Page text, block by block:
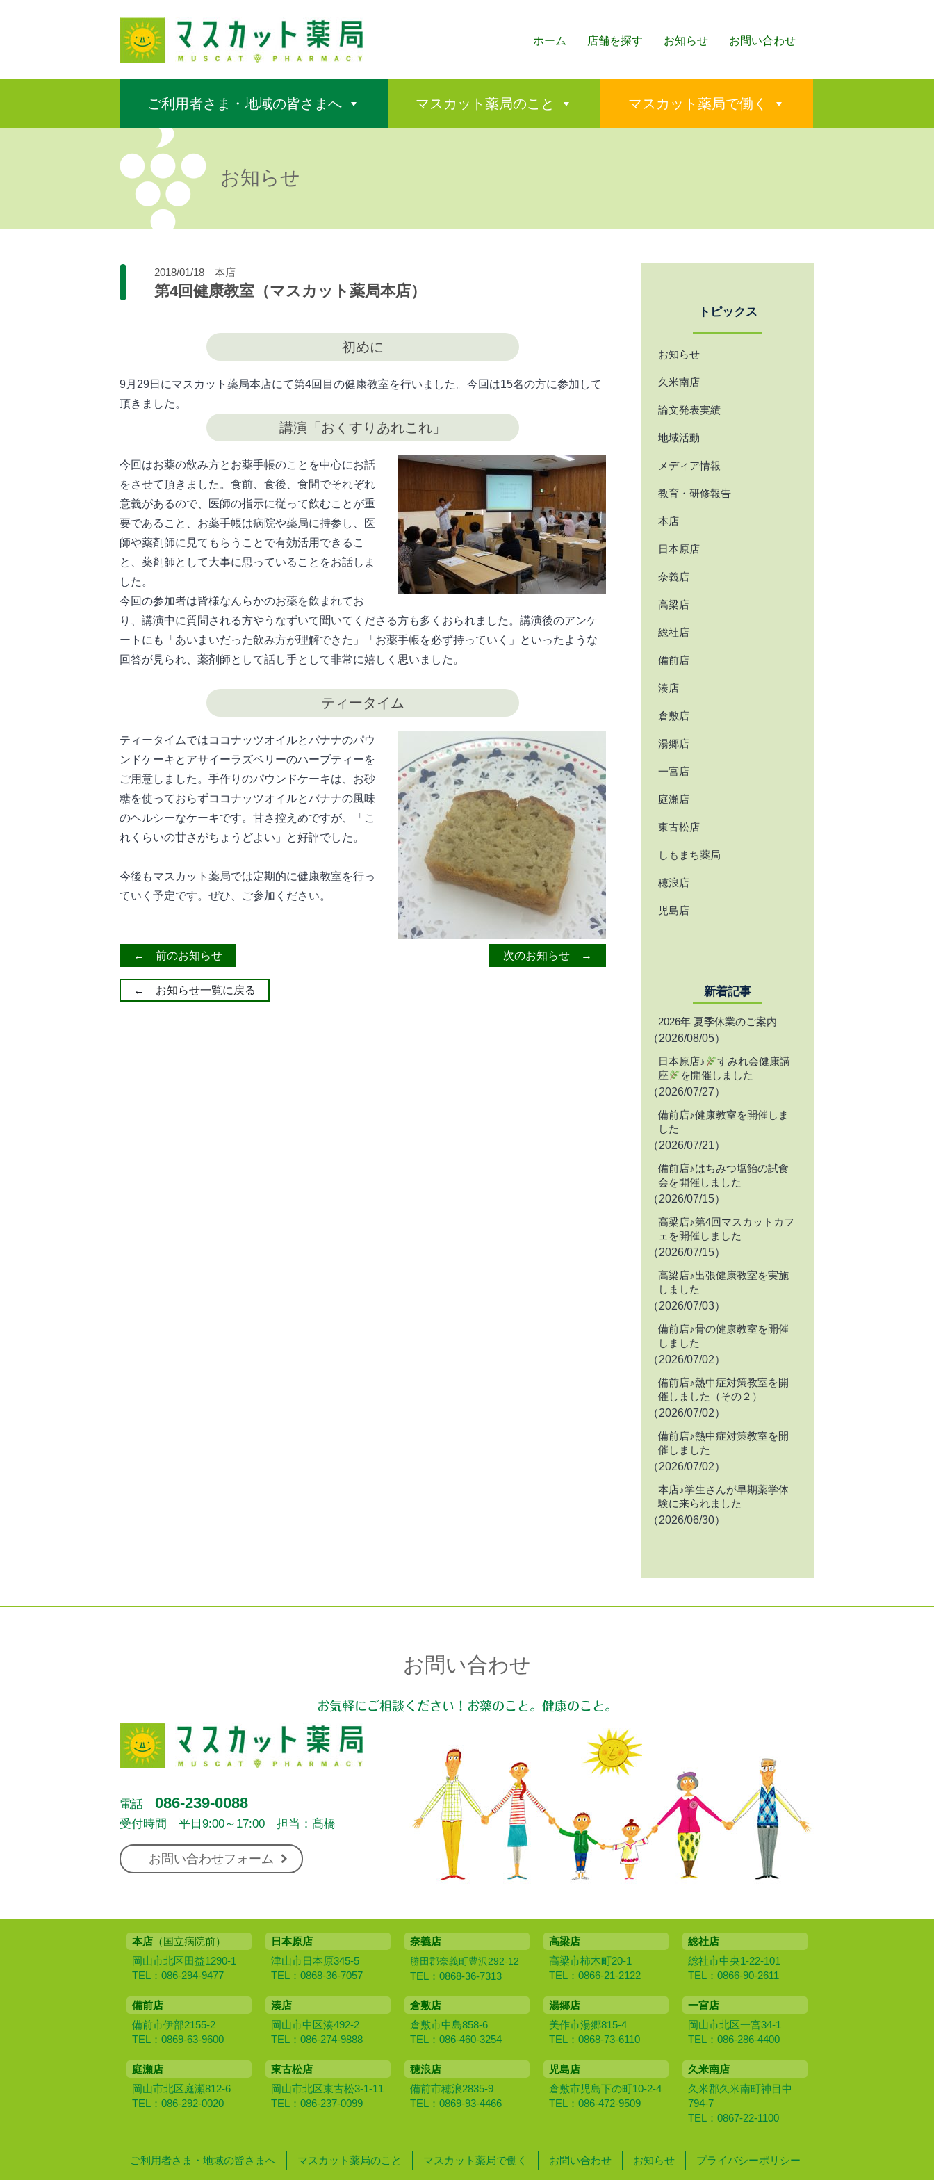
ホーム 店舗を探す お知らせ お問い合わせ
ご利用者さま・地域の皆さまへ マスカット薬局のこと マスカット薬局で働く
お知らせ
2018/01/18 本店
第4回健康教室（マスカット薬局本店）
初めに
9月29日にマスカット薬局本店にて第4回目の健康教室を行いました。今回は15名の方に参加して
頂きました。
講演「おくすりあれこれ」
今回はお薬の飲み方とお薬手帳のことを中心にお話
をさせて頂きました。食前、食後、食間でそれぞれ
意義があるので、医師の指示に従って飲むことが重
要であること、お薬手帳は病院や薬局に持参し、医
師や薬剤師に見てもらうことで有効活用できるこ
と、薬剤師として大事に思っていることをお話しま
した。
今回の参加者は皆様なんらかのお薬を飲まれてお
り、講演中に質問される方やうなずいて聞いてくださる方も多くおられました。講演後のアンケ
ートにも「あいまいだった飲み方が理解できた」「お薬手帳を必ず持っていく」といったような
回答が見られ、薬剤師として話し手として非常に嬉しく思いました。
ティータイム
ティータイムではココナッツオイルとバナナのパウ
ンドケーキとアサイーラズベリーのハーブティーを
ご用意しました。手作りのパウンドケーキは、お砂
糖を使っておらずココナッツオイルとバナナの風味
のヘルシーなケーキです。甘さ控えめですが、「こ
れくらいの甘さがちょうどよい」と好評でした。
今後もマスカット薬局では定期的に健康教室を行っ
ていく予定です。ぜひ、ご参加ください。
← 前のお知らせ 次のお知らせ →
← お知らせ一覧に戻る
トピックス
お知らせ
久米南店
論文発表実績
地域活動
メディア情報
教育・研修報告
本店
日本原店
奈義店
高梁店
総社店
備前店
湊店
倉敷店
湯郷店
一宮店
庭瀬店
東古松店
しもまち薬局
穂浪店
児島店
新着記事
2026年 夏季休業のご案内
（2026/08/05）
日本原店♪
すみれ会健康講
座
を開催しました
（2026/07/27）
備前店♪健康教室を開催しま
した
（2026/07/21）
備前店♪はちみつ塩飴の試食
会を開催しました
（2026/07/15）
高梁店♪第4回マスカットカフ
ェを開催しました
（2026/07/15）
高梁店♪出張健康教室を実施
しました
（2026/07/03）
備前店♪骨の健康教室を開催
しました
（2026/07/02）
備前店♪熱中症対策教室を開
催しました（その２）
（2026/07/02）
備前店♪熱中症対策教室を開
催しました
（2026/07/02）
本店♪学生さんが早期薬学体
験に来られました
（2026/06/30）
お問い合わせ
お気軽にご相談ください！お薬のこと。健康のこと。
電話 086-239-0088
受付時間 平日9:00～17:00 担当：髙橋
お問い合わせフォーム
本店 （国立病院前）
岡山市北区田益1290-1
TEL：086-294-9477
日本原店
津山市日本原345-5
TEL：0868-36-7057
奈義店
勝田郡奈義町豊沢292-12
TEL：0868-36-7313
高梁店
高梁市柿木町20-1
TEL：0866-21-2122
総社店
総社市中央1-22-101
TEL：0866-90-2611
備前店
備前市伊部2155-2
TEL：0869-63-9600
湊店
岡山市中区湊492-2
TEL：086-274-9888
倉敷店
倉敷市中島858-6
TEL：086-460-3254
湯郷店
美作市湯郷815-4
TEL：0868-73-6110
一宮店
岡山市北区一宮34-1
TEL：086-286-4400
庭瀬店
岡山市北区庭瀬812-6
TEL：086-292-0020
東古松店
岡山市北区東古松3-1-11
TEL：086-237-0099
穂浪店
備前市穂浪2835-9
TEL：0869-93-4466
児島店
倉敷市児島下の町10‐2‐4
TEL：086-472-9509
久米南店
久米郡久米南町神目中
794-7
TEL：0867-22-1100
ご利用者さま・地域の皆さまへ マスカット薬局のこと マスカット薬局で働く お問い合わせ お知らせ プライバシーポリシー